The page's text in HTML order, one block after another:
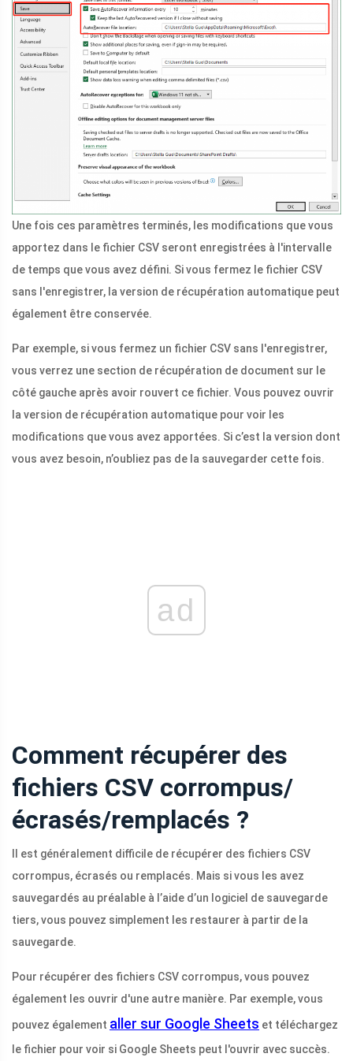
Une fois ces paramètres terminés, les modifications que vous
apportez dans le fichier CSV seront enregistrées à l'intervalle
de temps que vous avez défini. Si vous fermez le fichier CSV
sans l'enregistrer, la version de récupération automatique peut
également être conservée.
Par exemple, si vous fermez un fichier CSV sans l'enregistrer,
vous verrez une section de récupération de document sur le
côté gauche après avoir rouvert ce fichier. Vous pouvez ouvrir
la version de récupération automatique pour voir les
modifications que vous avez apportées. Si c’est la version dont
vous avez besoin, n’oubliez pas de la sauvegarder cette fois.
ad
Comment récupérer des
fichiers CSV corrompus/
écrasés/remplacés ?
Il est généralement difficile de récupérer des fichiers CSV
corrompus, écrasés ou remplacés. Mais si vous les avez
sauvegardés au préalable à l’aide d’un logiciel de sauvegarde
tiers, vous pouvez simplement les restaurer à partir de la
sauvegarde.
Pour récupérer des fichiers CSV corrompus, vous pouvez
également les ouvrir d'une autre manière. Par exemple, vous
pouvez également aller sur Google Sheets et téléchargez
le fichier pour voir si Google Sheets peut l'ouvrir avec succès.